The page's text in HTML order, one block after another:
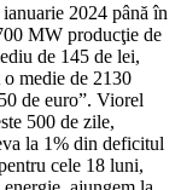
2024 până în
MW producţie de
de 145 de lei,
medie de 2130
de euro”. Viorel
500 de zile,
la 1% din deficitul
cele 18 luni,